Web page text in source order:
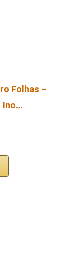
Folhas –
Ino…